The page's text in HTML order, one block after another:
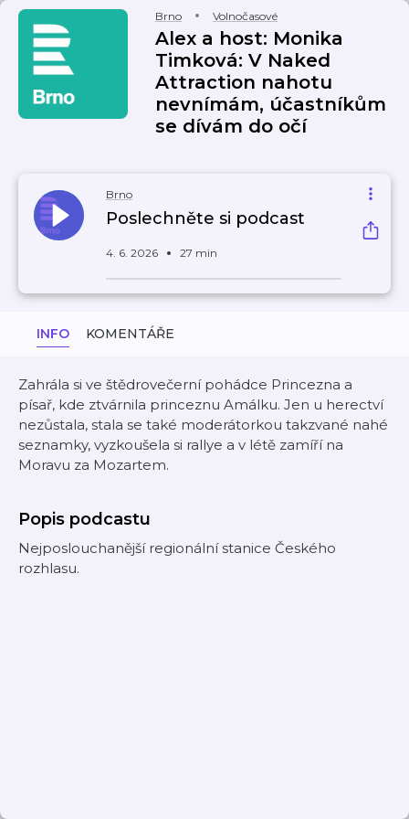
Brno Volnočasové
Alex a host: Monika
Timková: V Naked
Attraction nahotu
nevnímám, účastníkům
se dívám do očí
Brno
Poslechněte si podcast
4. 6. 2026 27 min
INFO KOMENTÁŘE
Zahrála si ve štědrovečerní pohádce Princezna a
písař, kde ztvárnila princeznu Amálku. Jen u herectví
nezůstala, stala se také moderátorkou takzvané nahé
seznamky, vyzkoušela si rallye a v létě zamíří na
Moravu za Mozartem.
Popis podcastu
Nejposlouchanější regionální stanice Českého
rozhlasu.